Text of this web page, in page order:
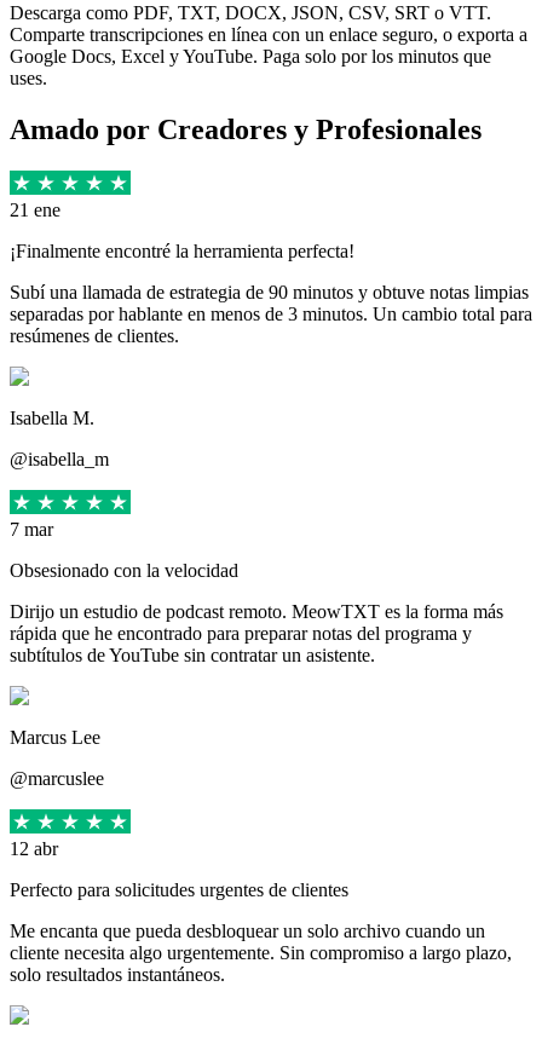
Descarga como PDF, TXT, DOCX, JSON, CSV, SRT o VTT.
Comparte transcripciones en línea con un enlace seguro, o exporta a
Google Docs, Excel y YouTube. Paga solo por los minutos que
uses.
Amado por Creadores y Profesionales
21 ene
¡Finalmente encontré la herramienta perfecta!
Subí una llamada de estrategia de 90 minutos y obtuve notas limpias
separadas por hablante en menos de 3 minutos. Un cambio total para
resúmenes de clientes.
Isabella M.
@isabella_m
7 mar
Obsesionado con la velocidad
Dirijo un estudio de podcast remoto. MeowTXT es la forma más
rápida que he encontrado para preparar notas del programa y
subtítulos de YouTube sin contratar un asistente.
Marcus Lee
@marcuslee
12 abr
Perfecto para solicitudes urgentes de clientes
Me encanta que pueda desbloquear un solo archivo cuando un
cliente necesita algo urgentemente. Sin compromiso a largo plazo,
solo resultados instantáneos.